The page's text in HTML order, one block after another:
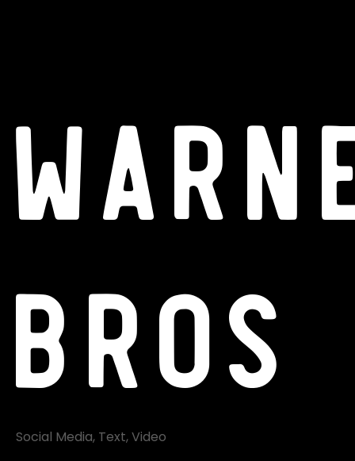
Bros
Social Media Text Video